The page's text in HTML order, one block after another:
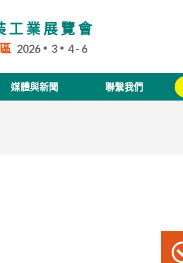
工業展覽會
2026 3 4 - 6
媒體與新聞 聯繫我們